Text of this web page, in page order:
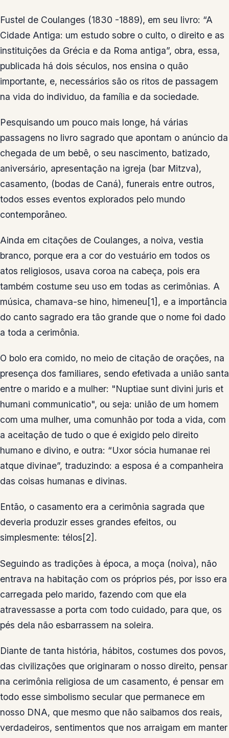
Fustel de Coulanges (1830 -1889), em seu livro: “A
Cidade Antiga: um estudo sobre o culto, o direito e as
instituições da Grécia e da Roma antiga”, obra, essa,
publicada há dois séculos, nos ensina o quão
importante, e, necessários são os ritos de passagem
na vida do individuo, da família e da sociedade.
Pesquisando um pouco mais longe, há várias
passagens no livro sagrado que apontam o anúncio da
chegada de um bebê, o seu nascimento, batizado,
aniversário, apresentação na igreja (bar Mitzva),
casamento, (bodas de Caná), funerais entre outros,
todos esses eventos explorados pelo mundo
contemporâneo.
Ainda em citações de Coulanges, a noiva, vestia
branco, porque era a cor do vestuário em todos os
atos religiosos, usava coroa na cabeça, pois era
também costume seu uso em todas as cerimônias. A
música, chamava-se hino, himeneu[1], e a importância
do canto sagrado era tão grande que o nome foi dado
a toda a cerimônia.
O bolo era comido, no meio de citação de orações, na
presença dos familiares, sendo efetivada a união santa
entre o marido e a mulher: "Nuptiae sunt divini juris et
humani communicatio", ou seja: união de um homem
com uma mulher, uma comunhão por toda a vida, com
a aceitação de tudo o que é exigido pelo direito
humano e divino, e outra: “Uxor sócia humanae rei
atque divinae”, traduzindo: a esposa é a companheira
das coisas humanas e divinas.
Então, o casamento era a cerimônia sagrada que
deveria produzir esses grandes efeitos, ou
simplesmente: télos[2].
Seguindo as tradições à época, a moça (noiva), não
entrava na habitação com os próprios pés, por isso era
carregada pelo marido, fazendo com que ela
atravessasse a porta com todo cuidado, para que, os
pés dela não esbarrassem na soleira.
Diante de tanta história, hábitos, costumes dos povos,
das civilizações que originaram o nosso direito, pensar
na cerimônia religiosa de um casamento, é pensar em
todo esse simbolismo secular que permanece em
nosso DNA, que mesmo que não saibamos dos reais,
verdadeiros, sentimentos que nos arraigam em manter